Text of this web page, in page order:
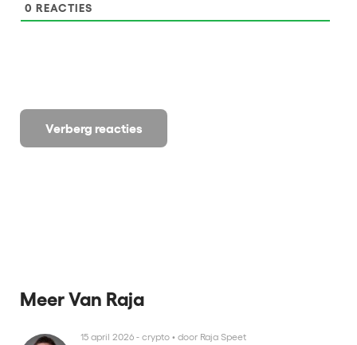
Verberg reacties
0 REACTIES
Meer Van Raja
15 april 2026 - crypto • door Raja Speet